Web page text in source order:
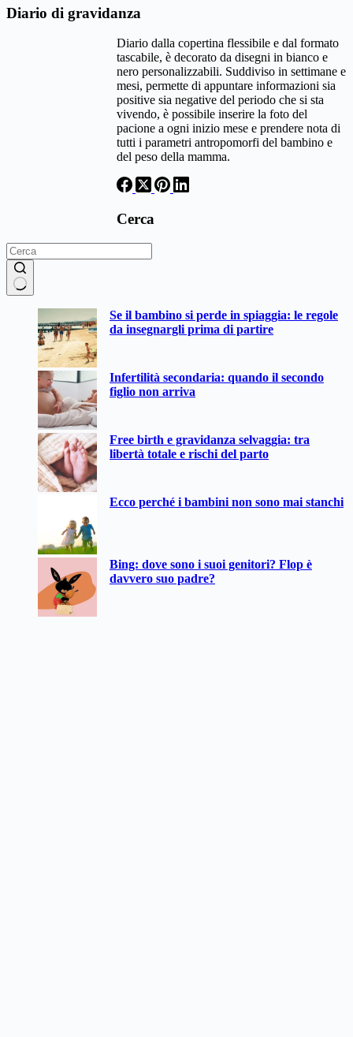
Diario di gravidanza
Diario dalla copertina flessibile e dal formato
tascabile, è decorato da disegni in bianco e
nero personalizzabili. Suddiviso in settimane e
mesi, permette di appuntare informazioni sia
positive sia negative del periodo che si sta
vivendo, è possibile inserire la foto del
pacione a ogni inizio mese e prendere nota di
tutti i parametri antropomorfi del bambino e
del peso della mamma.
Cerca
Se il bambino si perde in spiaggia: le regole
da insegnargli prima di partire
Infertilità secondaria: quando il secondo
figlio non arriva
Free birth e gravidanza selvaggia: tra
libertà totale e rischi del parto
Ecco perché i bambini non sono mai stanchi
Bing: dove sono i suoi genitori? Flop è
davvero suo padre?